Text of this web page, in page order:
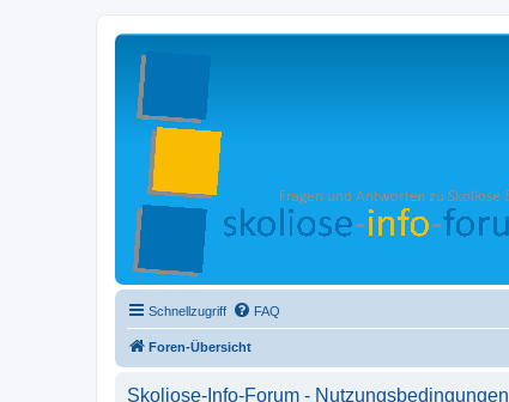
Schnellzugriff FAQ
Foren-Übersicht
Skoliose-Info-Forum - Nutzungsbedingungen